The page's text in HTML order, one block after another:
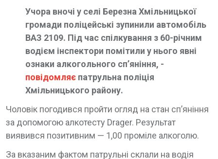
Учора вночі у селі Березна Хмільницької
громади поліцейські зупинили автомобіль
ВАЗ 2109. Під час спілкування з 60-річним
водієм інспектори помітили у нього явні
ознаки алкогольного сп’яніння, -
повідомляє патрульна поліція
Хмільницького району.
Чоловік погодився пройти огляд на стан сп’яніння
за допомогою алкотесту Drager. Результат
виявився позитивним — 1,00 проміле алкоголю.
За вказаним фактом патрульні склали на водія